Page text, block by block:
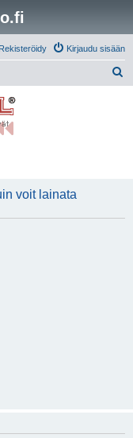
Kirjaudu sisään
Rekisteröidy
voit lainata